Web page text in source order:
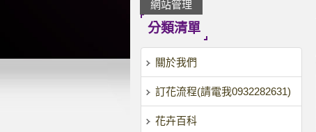
網站管理
分類清單
關於我們
訂花流程(請電我0932282631)
花卉百科